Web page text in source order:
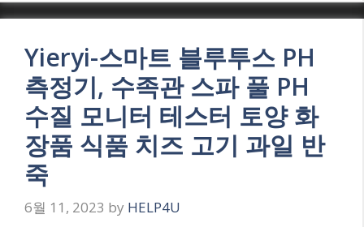
Yieryi-스마트 블루투스 PH
측정기, 수족관 스파 풀 PH
수질 모니터 테스터 토양 화
장품 식품 치즈 고기 과일 반
죽
6월 11, 2023 by HELP4U